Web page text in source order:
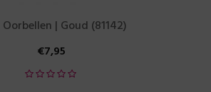
Oorbellen | Goud (81142)
€7,95